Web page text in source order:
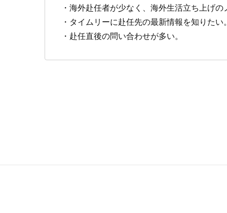
・海外赴任者が少なく、海外生活立ち上げ
・タイムリーに赴任先の最新情報を知りたい
・赴任直後の問い合わせが多い。